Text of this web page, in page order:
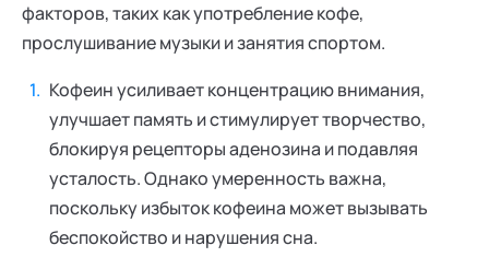
факторов, таких как употребление кофе,
прослушивание музыки и занятия спортом.
Кофеин усиливает концентрацию внимания,
улучшает память и стимулирует творчество,
блокируя рецепторы аденозина и подавляя
усталость. Однако умеренность важна,
поскольку избыток кофеина может вызывать
беспокойство и нарушения сна.